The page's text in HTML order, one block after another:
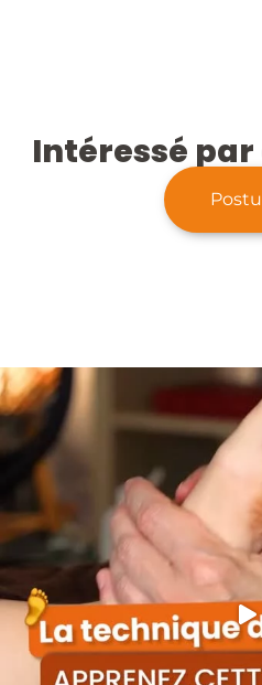
Intéressé